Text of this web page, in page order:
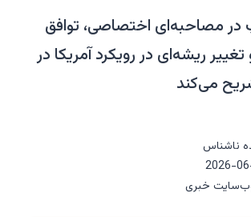
در مصاحبه‌ای اختصاصی، توافق
تغییر ریشه‌ای در رویکرد آمریکا در
می‌کند
ناشناس
2026-
خبری